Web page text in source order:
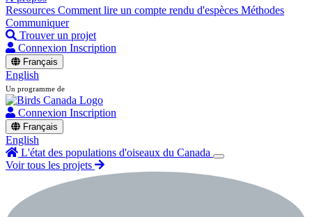
Ressources Comment lire un compte rendu d'espèces Méthodes
Communiquer
Trouver un projet
Connexion Inscription
Français
English
Un programme de
Connexion Inscription
Français
English
L'état des populations d'oiseaux du Canada
Voir tous les projets